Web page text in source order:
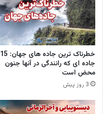
خطرناک ترین جاده های جهان: 15
جاده ای که رانندگی در آنها جنون
محض است
3 روز پیش